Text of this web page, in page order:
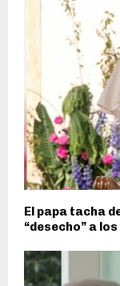
El papa tacha
“desecho” a